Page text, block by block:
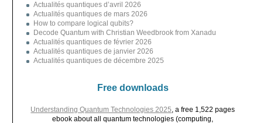
Actualités quantiques d’avril 2026
Actualités quantiques de mars 2026
How to compare logical qubits?
Decode Quantum with Christian Weedbrook from Xanadu
Actualités quantiques de février 2026
Actualités quantiques de janvier 2026
Actualités quantiques de décembre 2025
Free downloads
Understanding Quantum Technologies 2025 , a free 1,522 pages
ebook about all quantum technologies (computing,